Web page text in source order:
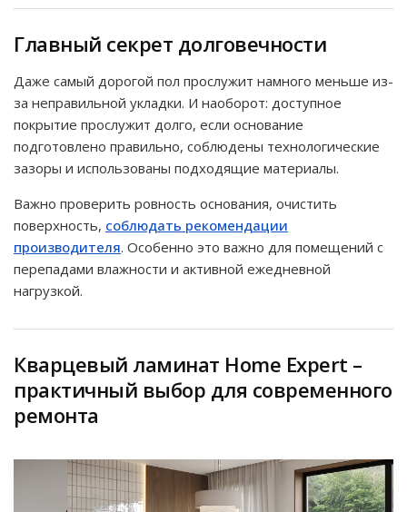
Главный секрет долговечности
Даже самый дорогой пол прослужит намного меньше из-
за неправильной укладки. И наоборот: доступное
покрытие прослужит долго, если основание
подготовлено правильно, соблюдены технологические
зазоры и использованы подходящие материалы.
Важно проверить ровность основания, очистить
поверхность, соблюдать рекомендации
производителя. Особенно это важно для помещений с
перепадами влажности и активной ежедневной
нагрузкой.
Кварцевый ламинат Home Expert –
практичный выбор для современного
ремонта